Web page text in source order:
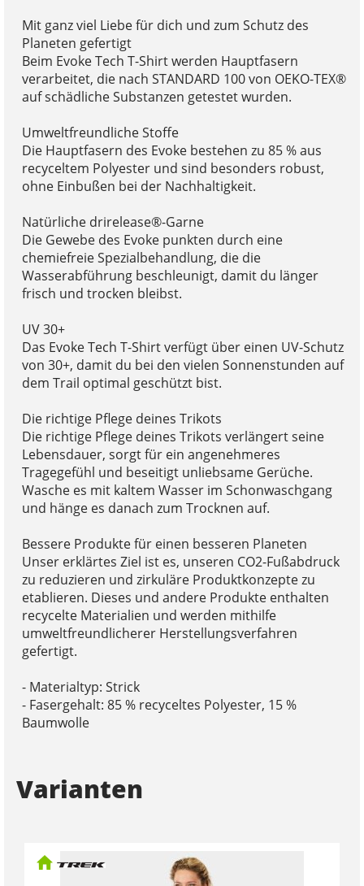
Mit ganz viel Liebe für dich und zum Schutz des
Planeten gefertigt
Beim Evoke Tech T-Shirt werden Hauptfasern
verarbeitet, die nach STANDARD 100 von OEKO-TEX®
auf schädliche Substanzen getestet wurden.
Umweltfreundliche Stoffe
Die Hauptfasern des Evoke bestehen zu 85 % aus
recyceltem Polyester und sind besonders robust,
ohne Einbußen bei der Nachhaltigkeit.
Natürliche drirelease®-Garne
Die Gewebe des Evoke punkten durch eine
chemiefreie Spezialbehandlung, die die
Wasserabführung beschleunigt, damit du länger
frisch und trocken bleibst.
UV 30+
Das Evoke Tech T-Shirt verfügt über einen UV-Schutz
von 30+, damit du bei den vielen Sonnenstunden auf
dem Trail optimal geschützt bist.
Die richtige Pflege deines Trikots
Die richtige Pflege deines Trikots verlängert seine
Lebensdauer, sorgt für ein angenehmeres
Tragegefühl und beseitigt unliebsame Gerüche.
Wasche es mit kaltem Wasser im Schonwaschgang
und hänge es danach zum Trocknen auf.
Bessere Produkte für einen besseren Planeten
Unser erklärtes Ziel ist es, unseren CO2-Fußabdruck
zu reduzieren und zirkuläre Produktkonzepte zu
etablieren. Dieses und andere Produkte enthalten
recycelte Materialien und werden mithilfe
umweltfreundlicherer Herstellungsverfahren
gefertigt.
- Materialtyp: Strick
- Fasergehalt: 85 % recyceltes Polyester, 15 %
Baumwolle
Varianten